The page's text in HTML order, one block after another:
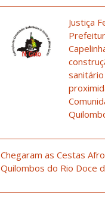
Justiça
Chegaram as Cestas
Quilombos do Rio Doce